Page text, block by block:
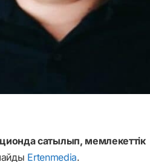
сатылып, мемлекеттік
Ertenmedia.